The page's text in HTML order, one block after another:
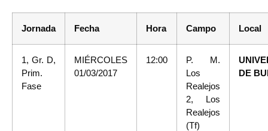
Jornada Fecha Hora Campo Local
1, Gr. D,
Prim.
Fase
MIÉRCOLES
01/03/2017
12:00
P. M.
Los
Realejos
2, Los
Realejos
(Tf)
DE